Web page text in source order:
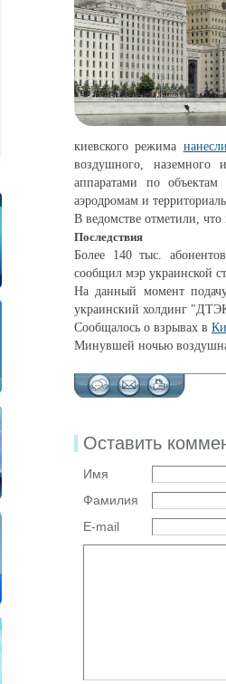
киевского режима
воздушного, наземного
аппаратами по
аэродромам и
В ведомстве отметили,
Последствия
Более 140 тыс.
сообщил мэр украинской
На данный момент
украинский холдинг
Сообщалось о взрывах в
Минувшей ночью
Оставить
Имя
Фамилия
E-mail